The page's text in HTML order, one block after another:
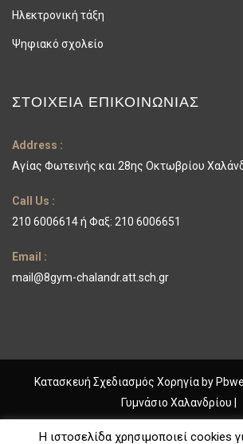
Ηλεκτρονική τάξη
Ψηφιακό σχολείο
ΣΤΟΙΧΕΊΑ ΕΠΙΚΟΙΝΩΝΊΑΣ
Address :
Αγίας Φωτεινής και 28ης Οκτωβρίου
Call Us :
210 6006614 ή Φαξ: 210 6006651
Email :
mail@8gym-chalandr.att.sch.gr
Κατασκευή Σχεδιασμός Χορηγία by
Γυμνάσιο Χαλανδρίου |
ΓΥΜΝΑΣΙΟ ΧΑΛΑΝΔΡΙΟΥ
Η ιστοσελίδα χρησιμοποιεί cookies